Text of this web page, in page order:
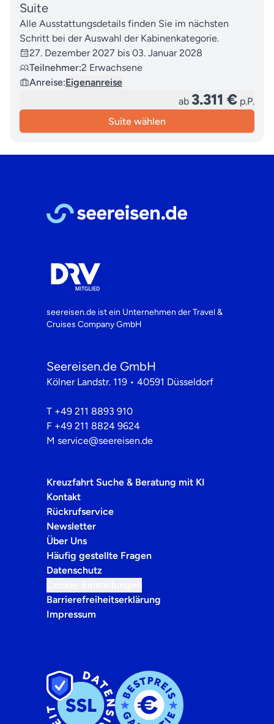
Suite
Alle Ausstattungsdetails finden Sie im nächsten
Schritt bei der Auswahl der Kabinenkategorie.
27. Dezember 2027 bis 03. Januar 2028
Teilnehmer:2 Erwachsene
Anreise:Eigenanreise
ab 3.311 € p.P.
Suite wählen
seereisen.de ist ein Unternehmen derTravel &
Cruises Company GmbH
Seereisen.de GmbH
Kölner Landstr. 119 • 40591 Düsseldorf
T +49 211 8893 910
F +49 211 8824 9624
M service@seereisen.de
Kreuzfahrt Suche & Beratung mit KI
Kontakt
Rückrufservice
Newsletter
Über Uns
Häufig gestellte Fragen
Datenschutz
Barrierefreiheitserklärung
Impressum